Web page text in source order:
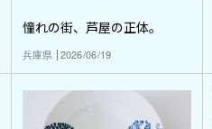
憧れの街、芦屋の正体。
兵庫県 2026/06/19